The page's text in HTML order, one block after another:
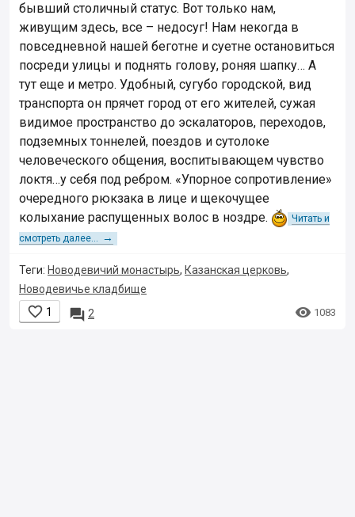
бывший столичный статус. Вот только нам,
живущим здесь, все – недосуг! Нам некогда в
повседневной нашей беготне и суетне остановиться
посреди улицы и поднять голову, роняя шапку… А
тут еще и метро. Удобный, сугубо городской, вид
транспорта он прячет город от его жителей, сужая
видимое пространство до эскалаторов, переходов,
подземных тоннелей, поездов и сутолоке
человеческого общения, воспитывающем чувство
локтя…у себя под ребром. «Упорное сопротивление»
очередного рюкзака в лице и щекочущее
колыхание распущенных волос в ноздре.
Читать и
смотреть далее... →
Теги: Новодевичий монастырь, Казанская церковь,
Новодевичье кладбище
 1  2  1083